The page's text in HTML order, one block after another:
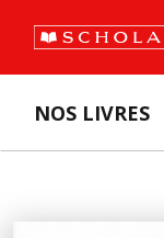
NOS LIVRES